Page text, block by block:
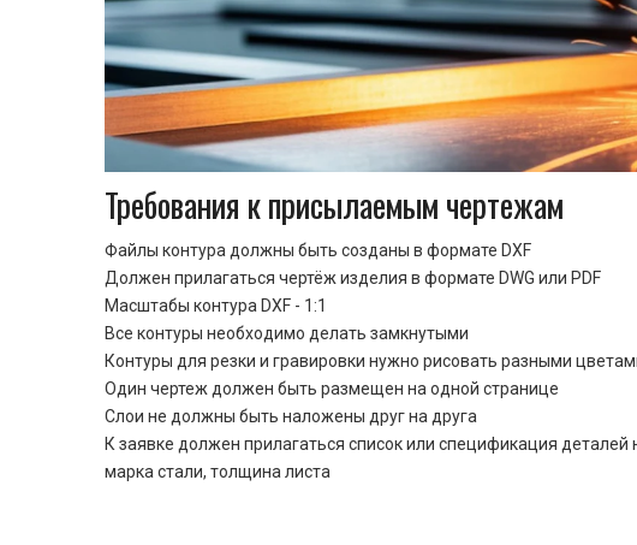
Требования к присылаемым чертежам
Файлы контура должны быть созданы в формате DXF
Должен прилагаться чертёж изделия в формате DWG или PDF
Масштабы контура DXF - 1:1
Все контуры необходимо делать замкнутыми
Контуры для резки и гравировки нужно рисовать разными
Один чертеж должен быть размещен на одной странице
Cлои не должны быть наложены друг на друга
К заявке должен прилагаться список или спецификация
марка стали, толщина листа